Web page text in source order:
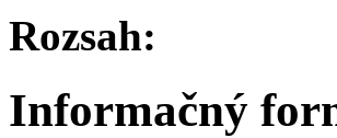
Rozsah:
Informačný